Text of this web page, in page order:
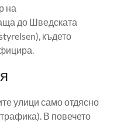
на
до Шведската
където
улици само отдясно
В повечето